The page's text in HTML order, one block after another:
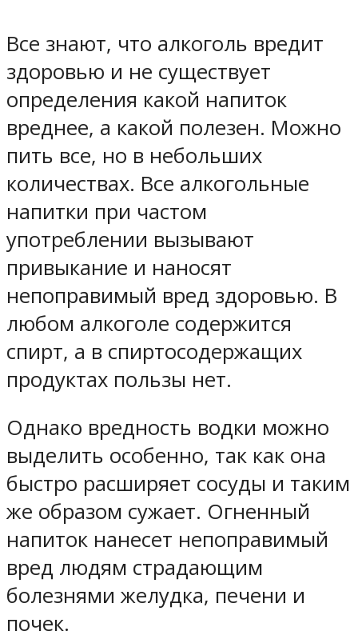
Все знают, что алкоголь вредит
здоровью и не существует
определения какой напиток
вреднее, а какой полезен. Можно
пить все, но в небольших
количествах. Все алкогольные
напитки при частом
употреблении вызывают
привыкание и наносят
непоправимый вред здоровью. В
любом алкоголе содержится
спирт, а в спиртосодержащих
продуктах пользы нет.
Однако вредность водки можно
выделить особенно, так как она
быстро расширяет сосуды и таким
же образом сужает. Огненный
напиток нанесет непоправимый
вред людям страдающим
болезнями желудка, печени и
почек.